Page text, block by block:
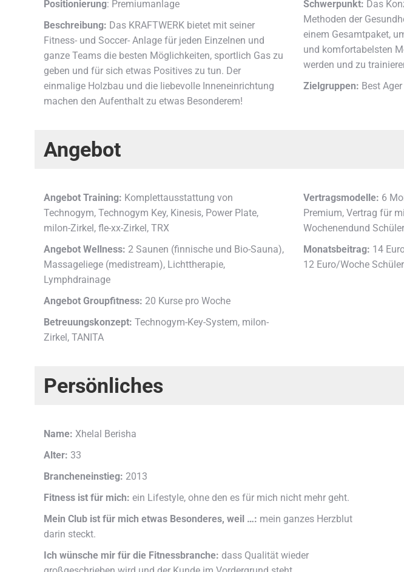
Positionierung: Premiumanlage
Beschreibung: Das KRAFTWERK bietet mit seiner
Fitness- und Soccer- Anlage für jeden Einzelnen und
ganze Teams die besten Möglichkeiten, sportlich Gas zu
geben und für sich etwas Positives zu tun. Der
einmalige Holzbau und die liebevolle Inneneinrichtung
machen den Aufenthalt zu etwas Besonderem!
Schwerpunkt: Das
Methoden der
einem Gesamtpaket,
und komfortabelsten
werden und zu
Zielgruppen: Best
Angebot
Angebot Training: Komplettausstattung von
Technogym, Technogym Key, Kinesis, Power Plate,
milon-Zirkel, fle-xx-Zirkel, TRX
Angebot Wellness: 2 Saunen (finnische und Bio-Sauna),
Massageliege (medistream), Lichttherapie,
Lymphdrainage
Angebot Groupfitness: 20 Kurse pro Woche
Betreuungskonzept: Technogym-Key-System, milon-
Zirkel, TANITA
Vertragsmodelle: 6
Premium, Vertrag für
Wochenendund
Monatsbeitrag: 14
12 Euro/Woche Schüler
Persönliches
Name: Xhelal Berisha
Alter: 33
Brancheneinstieg: 2013
Fitness ist für mich: ein Lifestyle, ohne den es für mich nicht mehr geht.
Mein Club ist für mich etwas Besonderes, weil …: mein ganzes Herzblut
darin steckt.
Ich wünsche mir für die Fitnessbranche: dass Qualität wieder